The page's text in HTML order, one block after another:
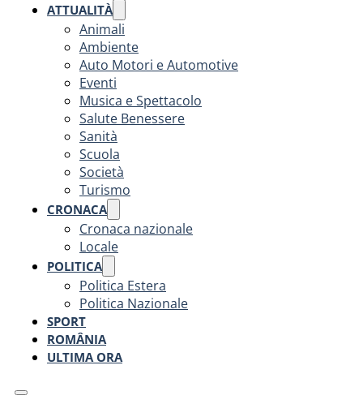
ATTUALITÀ
Animali
Ambiente
Auto Motori e Automotive
Eventi
Musica e Spettacolo
Salute Benessere
Sanità
Scuola
Società
Turismo
CRONACA
Cronaca nazionale
Locale
POLITICA
Politica Estera
Politica Nazionale
SPORT
ROMÂNIA
ULTIMA ORA